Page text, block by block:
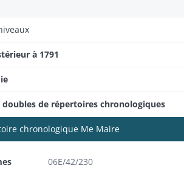
à 1791
doubles de répertoires chronologiques
chronologique Me Maire
06E/42/230